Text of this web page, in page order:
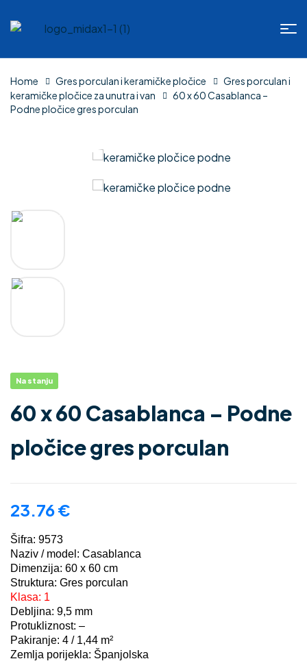
Home Gres porculan i keramičke pločice
Gres porculan i
keramičke pločice za unutra i van
60 x 60 Casablanca –
Podne pločice gres porculan
Na stanju
60 x 60 Casablanca – Podne
pločice gres porculan
23.76€
Šifra: 9573
Naziv / model: Casablanca
Dimenzija: 60 x 60 cm
Struktura: Gres porculan
Klasa: 1
Debljina: 9,5 mm
Protukliznost: –
Pakiranje: 4 / 1,44 m²
Zemlja porijekla: Španjolska